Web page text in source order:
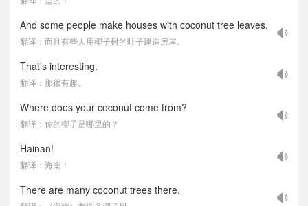
And some people make houses with coconut tree leaves.
翻译：而且有些人用椰子树的叶子建造房屋。
That's interesting.
翻译：那很有趣。
Where does your coconut come from?
翻译：你的椰子是哪里的？
Hainan!
翻译：海南！
There are many coconut trees there.